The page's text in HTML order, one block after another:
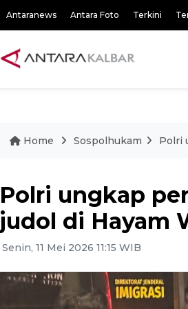
Antaranews Antara Foto Terkini
Home Sospolhukam Polri
Polri ungkap
judol di Hayam
Senin, 11 Mei 2026 11:15 WIB